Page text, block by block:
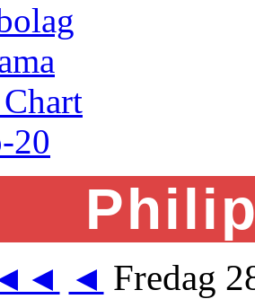
20
◄ Fredag